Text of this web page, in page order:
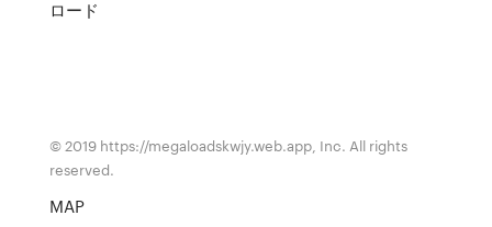
ロード
© 2019 https://megaloadskwjy.web.app, Inc. All rights
reserved.
MAP